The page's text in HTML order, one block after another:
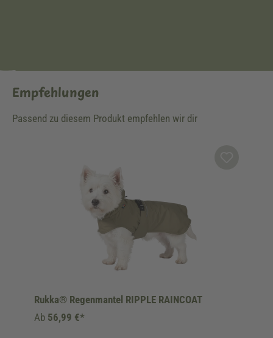
Empfehlungen
Passend zu diesem Produkt empfehlen wir dir
Rukka® Regenmantel RIPPLE RAINCOAT
Ab 56,99 €*